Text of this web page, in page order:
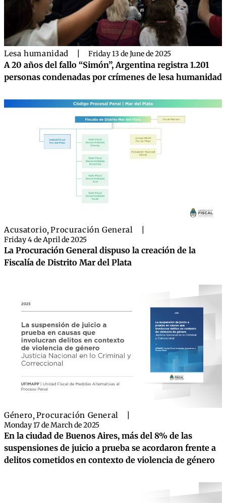
Lesa humanidad Friday 13 de June de 2025
A 20 años del fallo “Simón”, Argentina registra 1.201
personas condenadas por crímenes de lesa humanidad
Acusatorio, Procuración General
Friday 4 de April de 2025
La Procuración General dispuso la creación de la
Fiscalía de Distrito Mar del Plata
Género, Procuración General
Monday 17 de March de 2025
En la ciudad de Buenos Aires, más del 8% de las
suspensiones de juicio a prueba se acordaron frente a
delitos cometidos en contexto de violencia de género